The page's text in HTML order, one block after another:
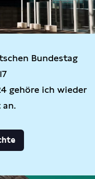
Bundestag
gehöre ich wieder
an.